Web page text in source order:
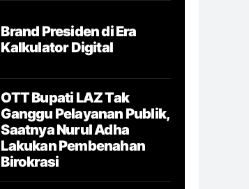
Brand Presiden di Era
Kalkulator Digital
OTT Bupati LAZ Tak
Ganggu Pelayanan Publik,
Saatnya Nurul Adha
Lakukan Pembenahan
Birokrasi